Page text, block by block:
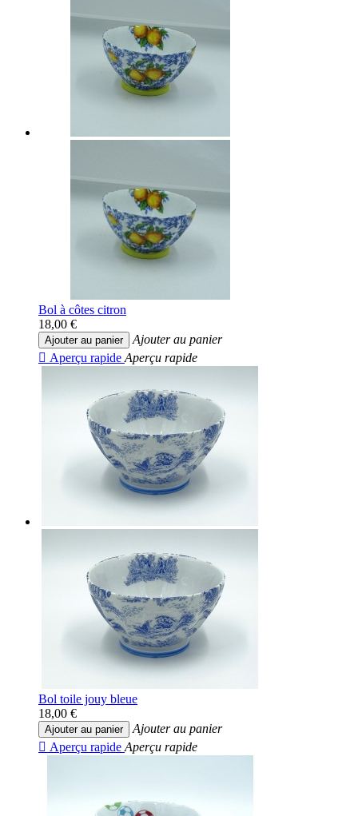
Bol à côtes citron
18,00 €
Ajouter au panier
Ajouter au panier
 Aperçu rapide Aperçu rapide
Bol toile jouy bleue
18,00 €
Ajouter au panier
Ajouter au panier
 Aperçu rapide Aperçu rapide